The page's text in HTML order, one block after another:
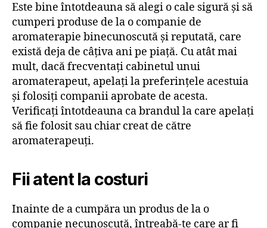
Este bine întotdeauna să alegi o cale sigură și să
cumperi produse de la o companie de
aromaterapie binecunoscută și reputată, care
există deja de câțiva ani pe piață. Cu atât mai
mult, dacă frecventați cabinetul unui
aromaterapeut, apelați la preferințele acestuia
și folosiți companii aprobate de acesta.
Verificați întotdeauna ca brandul la care apelați
să fie folosit sau chiar creat de către
aromaterapeuți.
Fii atent la costuri
Inainte de a cumpăra un produs de la o
companie necunoscută, întreabă-te care ar fi